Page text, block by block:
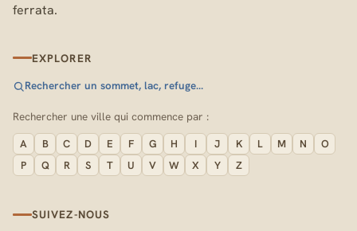
ferrata.
EXPLORER
Rechercher un sommet, lac, refuge…
Rechercher une ville qui commence par :
A B C D E F G H I J K L M N
O
P
Q R S T U V W X Y Z
SUIVEZ-NOUS